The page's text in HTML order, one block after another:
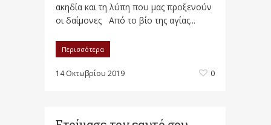
ακηδία και τη λύπη που μας προξενούν
οι δαίμονες Από το βίο της αγίας...
Περισσότερα
14 Οκτωβρίου 2019 0